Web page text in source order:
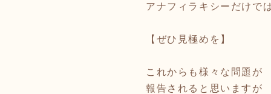
アナフィラキシーだけで
【ぜひ見極めを】
これからも様々な問題が
報告されると思いますが